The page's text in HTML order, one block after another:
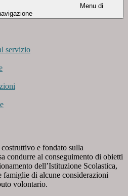
Menu di
servizio
e fondato sulla
condurre al conseguimento di obietti
dell’Istituzione Scolastica,
famiglie di alcune considerazioni
volontario.